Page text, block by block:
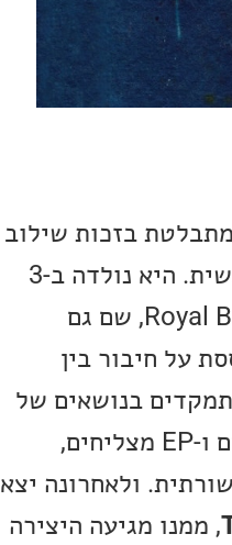
בזכות שילוב
רך ואותנטי של ג׳אז, פולק ומוזיקה אינדי עם כתיבה אישית ורגשית. היא נולדה ב-3
במרץ 1998 ולמדה שירה וג׳אז ב-Royal Birmingham Conservatoire, שם גם
על חיבור בין
בנושאים של
אהבה, תחושת מקום ומשמעות בחיים. היא הוציאה מספר סינגלים ו-EP מצליחים,
ולאחרונה יצא
, ממנו מגיעה היצירה